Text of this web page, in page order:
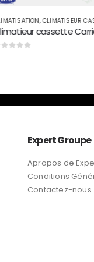
CLIMATISATION,
Expert Groupe